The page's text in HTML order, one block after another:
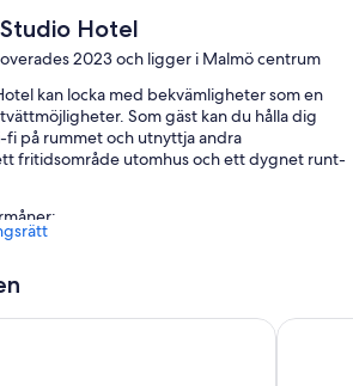
Hotel
2023 och ligger i Malmö centrum
kan locka med bekvämligheter som en
Som gäst kan du hålla dig
på rummet och utnyttja andra
fritidsområde utomhus och ett dygnet runt-
och utomhusmöbler
personal och hjälp med bokning av biljetter
Quality